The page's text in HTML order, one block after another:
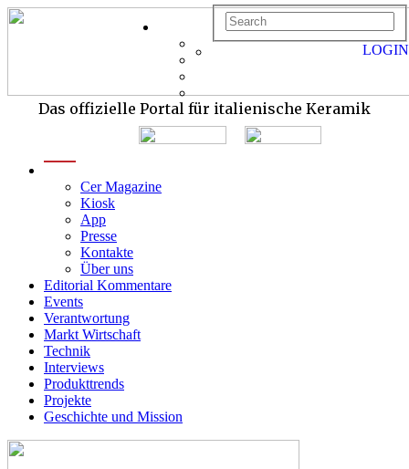
Das offizielle Portal für italienische Keramik
Cer Magazine
Kiosk
App
Presse
Kontakte
Über uns
Editorial Kommentare
Events
Verantwortung
Markt Wirtschaft
Technik
Interviews
Produkttrends
Projekte
Geschichte und Mission
LOGIN